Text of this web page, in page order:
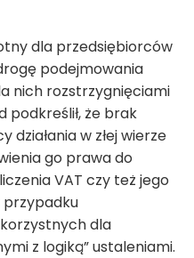
dla przedsiębiorców
podejmowania
nich rozstrzygnięciami
podkreślił, że brak
działania w złej wierze
go prawa do
VAT czy też jego
przypadku
dla
z logiką” ustaleniami.